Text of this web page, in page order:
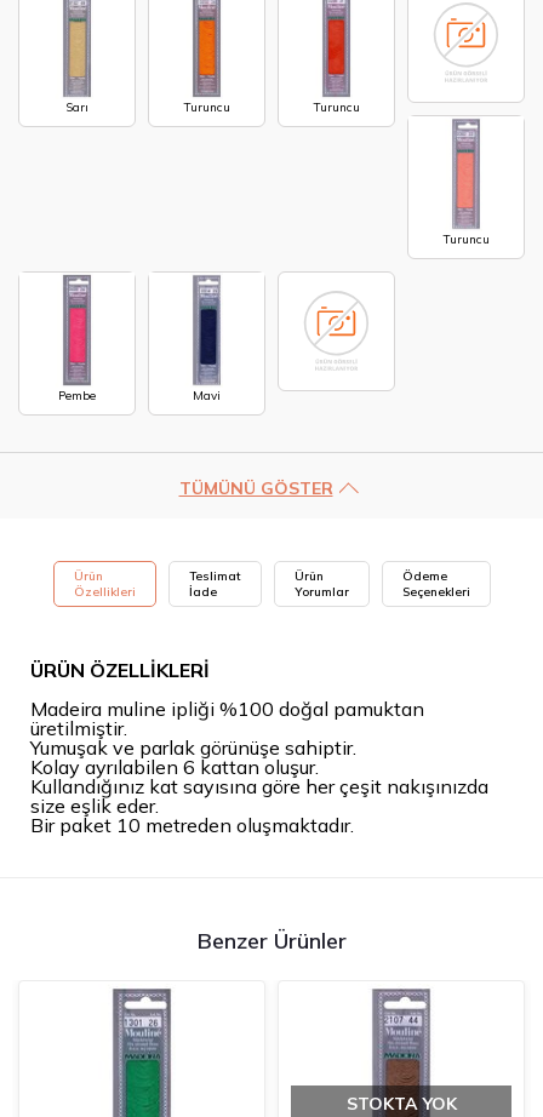
Sarı Turuncu Turuncu
Turuncu
Pembe Mavi
TÜMÜNÜ GÖSTER
Ürün
Özellikleri
Teslimat
İade
Ürün
Yorumlar
Ödeme
Seçenekleri
ÜRÜN ÖZELLİKLERİ
Madeira muline ipliği %100 doğal pamuktan
üretilmiştir.
Yumuşak ve parlak görünüşe sahiptir.
Kolay ayrılabilen 6 kattan oluşur.
Kullandığınız kat sayısına göre her çeşit nakışınızda
size eşlik eder.
Bir paket 10 metreden oluşmaktadır.
Benzer Ürünler
STOKTA YOK